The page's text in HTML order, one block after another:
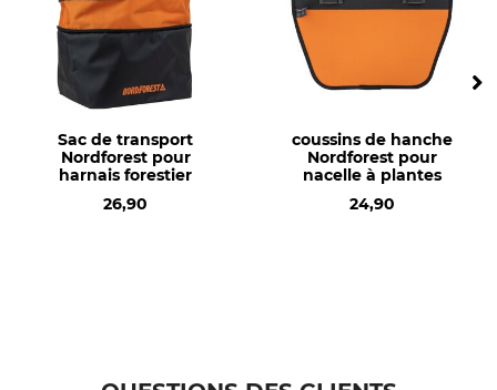
Sac de transport
Nordforest pour
harnais forestier
26,90
coussins de hanche
Nordforest pour
nacelle à plantes
24,90